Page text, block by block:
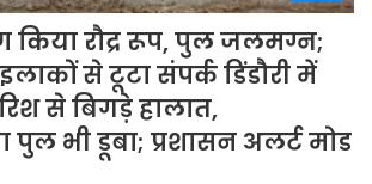
किया रौद्र रूप, पुल जलमग्न;
से टूटा संपर्क डिंडौरी में
से बिगड़े हालात,
पुल भी डूबा; प्रशासन अलर्ट मोड